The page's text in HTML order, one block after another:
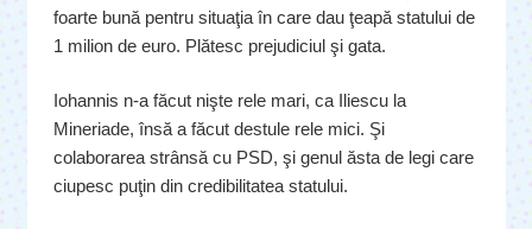
foarte bună pentru situaţia în care dau ţeapă statului de
1 milion de euro. Plătesc prejudiciul şi gata.
Iohannis n-a făcut nişte rele mari, ca Iliescu la
Mineriade, însă a făcut destule rele mici. Şi
colaborarea strânsă cu PSD, şi genul ăsta de legi care
ciupesc puţin din credibilitatea statului.